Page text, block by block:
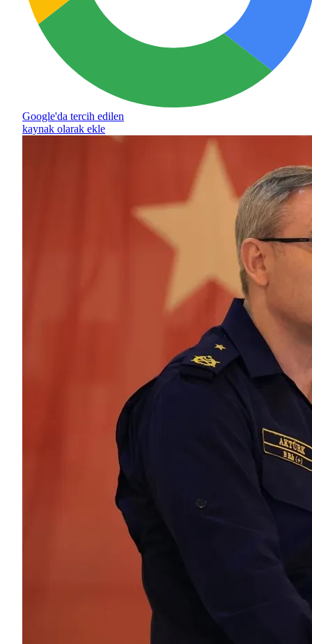
Google'da tercih edilen
kaynak olarak ekle